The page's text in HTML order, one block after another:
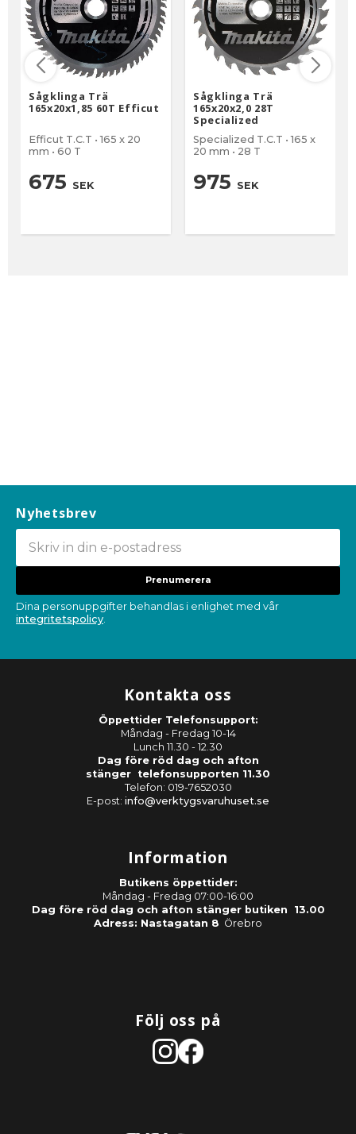
Sågklinga Trä
165x20x1,85 60T Efficut
Efficut T.C.T • 165 x 20
mm • 60 T
675 SEK
Sågklinga Trä
165x20x2,0 28T
Specialized
Specialized T.C.T • 165 x
20 mm • 28 T
975 SEK
Nyhetsbrev
Prenumerera
Dina personuppgifter behandlas i enlighet med vår
integritetspolicy
Kontakta oss
Öppettider Telefonsupport:
Måndag - Fredag 10-14
Lunch 11.30 - 12.30
Dag före röd dag och afton
stänger telefonsupporten 11.30
Telefon: 019-7652030
E-post: info@verktygsvaruhuset.se
Information
Butikens öppettider:
Måndag - Fredag 07:00-16:00
Dag före röd dag och afton stänger butiken 13.00
Adress: Nastagatan 8 Örebro
Följ oss på